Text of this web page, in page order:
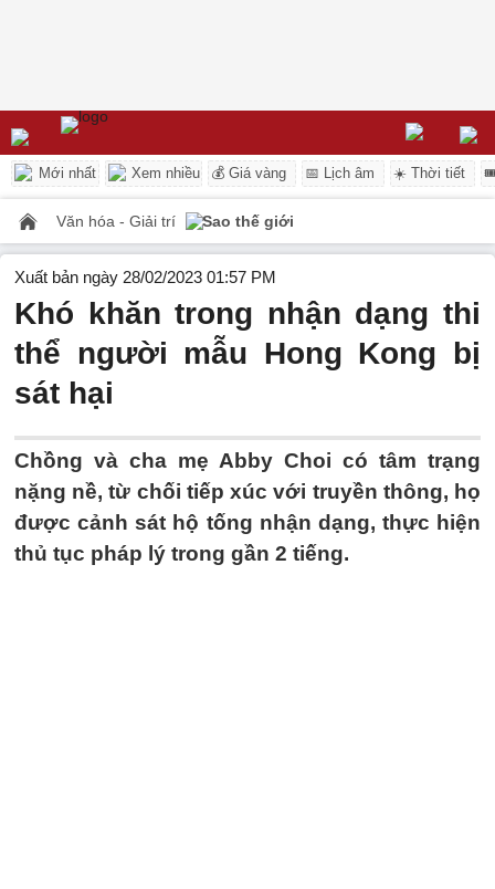
Mới nhất Xem nhiều 💰 Giá vàng 📅 Lịch âm ☀️ Thời tiết
Văn hóa - Giải trí Sao thế giới
Xuất bản ngày 28/02/2023 01:57 PM
Khó khăn trong nhận dạng thi
thể người mẫu Hong Kong bị
sát hại
Chồng và cha mẹ Abby Choi có tâm trạng
nặng nề, từ chối tiếp xúc với truyền thông, họ
được cảnh sát hộ tống nhận dạng, thực hiện
thủ tục pháp lý trong gần 2 tiếng.